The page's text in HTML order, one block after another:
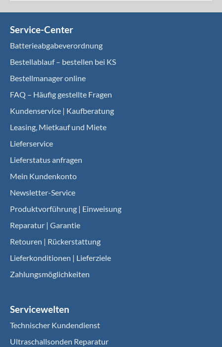
Service-Center
Batterieabgabeverordnung
Bestellablauf – bestellen bei KS
Bestellmanager online
FAQ – Häufig gestellte Fragen
Kundenservice | Kaufberatung
Leasing, Mietkauf und Miete
Lieferservice
Lieferstatus anfragen
Mein Kundenkonto
Newsletter-Service
Produktvorführung | Einweisung
Reparatur | Garantie
Retouren | Rückerstattung
Lieferkonditionen | Lieferziele
Zahlungsmöglichkeiten
Servicewelten
Technischer Kundendienst
Ultraschallsonden Reparatur